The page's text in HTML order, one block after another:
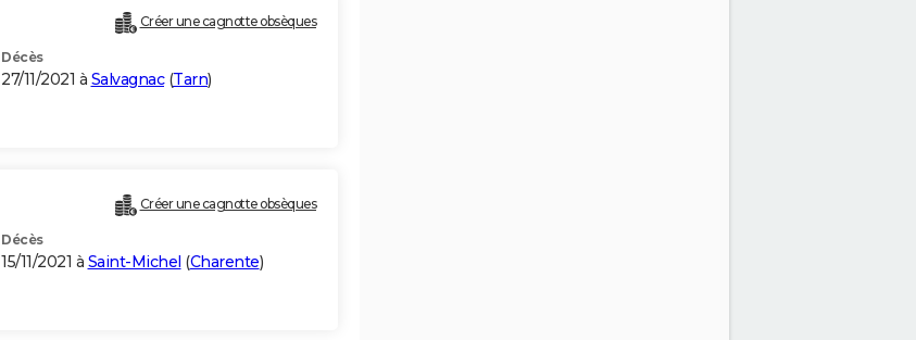
Créer une cagnotte obsèques
Décès
27/11/2021 à Salvagnac(Tarn)
Créer une cagnotte obsèques
Décès
15/11/2021 à Saint-Michel (Charente)